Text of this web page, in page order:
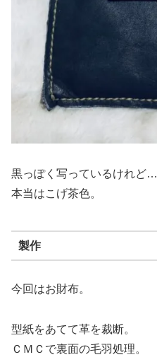
黒っぽく写っているけれど…
本当はこげ茶色。
製作
今回はお財布。
型紙をあてて革を裁断。
ＣＭＣで裏面の毛羽処理。